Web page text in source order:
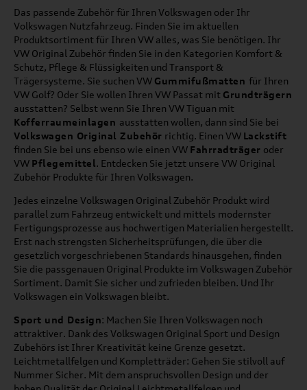
Das passende Zubehör für Ihren Volkswagen oder Ihr
Volkswagen Nutzfahrzeug. Finden Sie im aktuellen
Produktsortiment für Ihren VW alles, was Sie benötigen. Ihr
VW Original Zubehör finden Sie in den Kategorien Komfort &
Schutz, Pflege & Flüssigkeiten und Transport &
Trägersysteme. Sie suchen VW Gummifußmatten für Ihren
VW Golf? Oder Sie wollen Ihren VW Passat mit Grundträgern
ausstatten? Selbst wenn Sie Ihren VW Tiguan mit
Kofferraumeinlagen ausstatten wollen, dann sind Sie bei
Volkswagen Original Zubehör richtig. Einen VW Lackstift
finden Sie bei uns ebenso wie einen VW Fahrradträger oder
VW Pflegemittel. Entdecken Sie jetzt unsere VW Original
Zubehör Produkte für Ihren Volkswagen.
Jedes einzelne Volkswagen Original Zubehör Produkt wird
parallel zum Fahrzeug entwickelt und mittels modernster
Fertigungsprozesse aus hochwertigen Materialien hergestellt.
Erst nach strengsten Sicherheitsprüfungen, die über die
gesetzlich vorgeschriebenen Standards hinausgehen, finden
Sie die passgenauen Original Produkte im Volkswagen Zubehör
Sortiment. Damit Sie sicher und zufrieden bleiben. Und Ihr
Volkswagen ein Volkswagen bleibt.
Sport und Design: Machen Sie Ihren Volkswagen noch
attraktiver. Dank des Volkswagen Original Sport und Design
Zubehörs ist Ihrer Kreativität keine Grenze gesetzt.
Leichtmetallfelgen und Kompletträder: Gehen Sie stilvoll auf
Nummer Sicher. Mit dem anspruchsvollen Design und der